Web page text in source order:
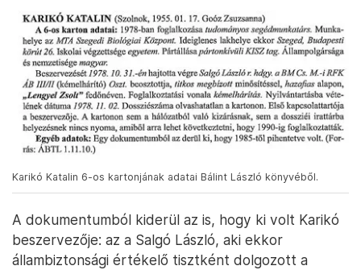
Karikó Katalin 6-os kartonjának adatai Bálint László könyvéből.
A dokumentumból kiderül az is, hogy ki volt Karikó
beszervezője: az a Salgó László, aki ekkor
állambiztonsági értékelő tisztként dolgozott a